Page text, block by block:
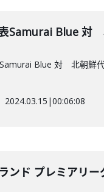
Samurai Blue 対
Blue 対 北朝鮮
2024.03.15 |00:06:08
ンド プレミアリ